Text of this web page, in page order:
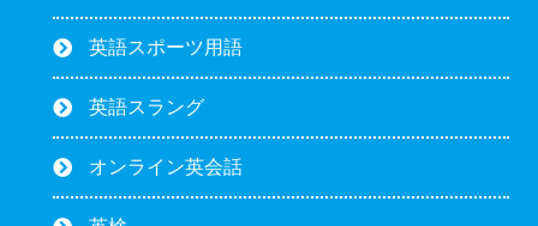
英語スポーツ用語
英語スラング
オンライン英会話